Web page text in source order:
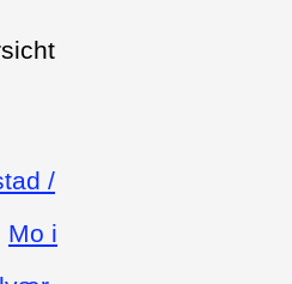
/
Mo i